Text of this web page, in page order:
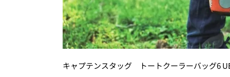
キャプテンスタッグ トートクーラーバッグ6